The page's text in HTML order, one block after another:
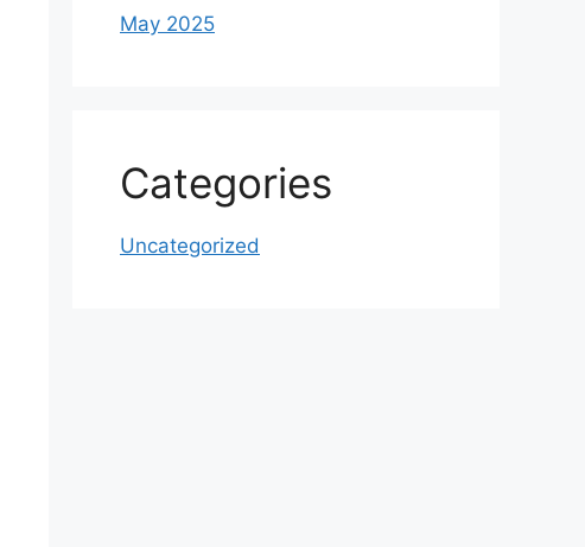
May 2025
Categories
Uncategorized